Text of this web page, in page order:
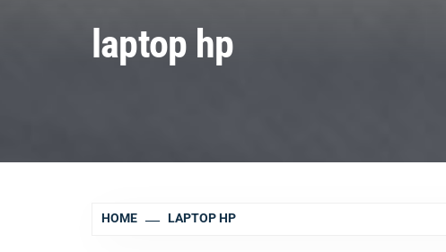
laptop hp
HOME LAPTOP HP